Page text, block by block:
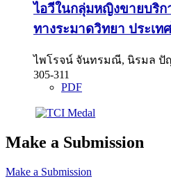
ไอวีในกลุ่มหญิงขายบริก
ทางระมาดวิทยา ประเท
ไพโรจน์ จันทรมณี, นิรมล
305-311
PDF
Make a Submission
Make a Submission